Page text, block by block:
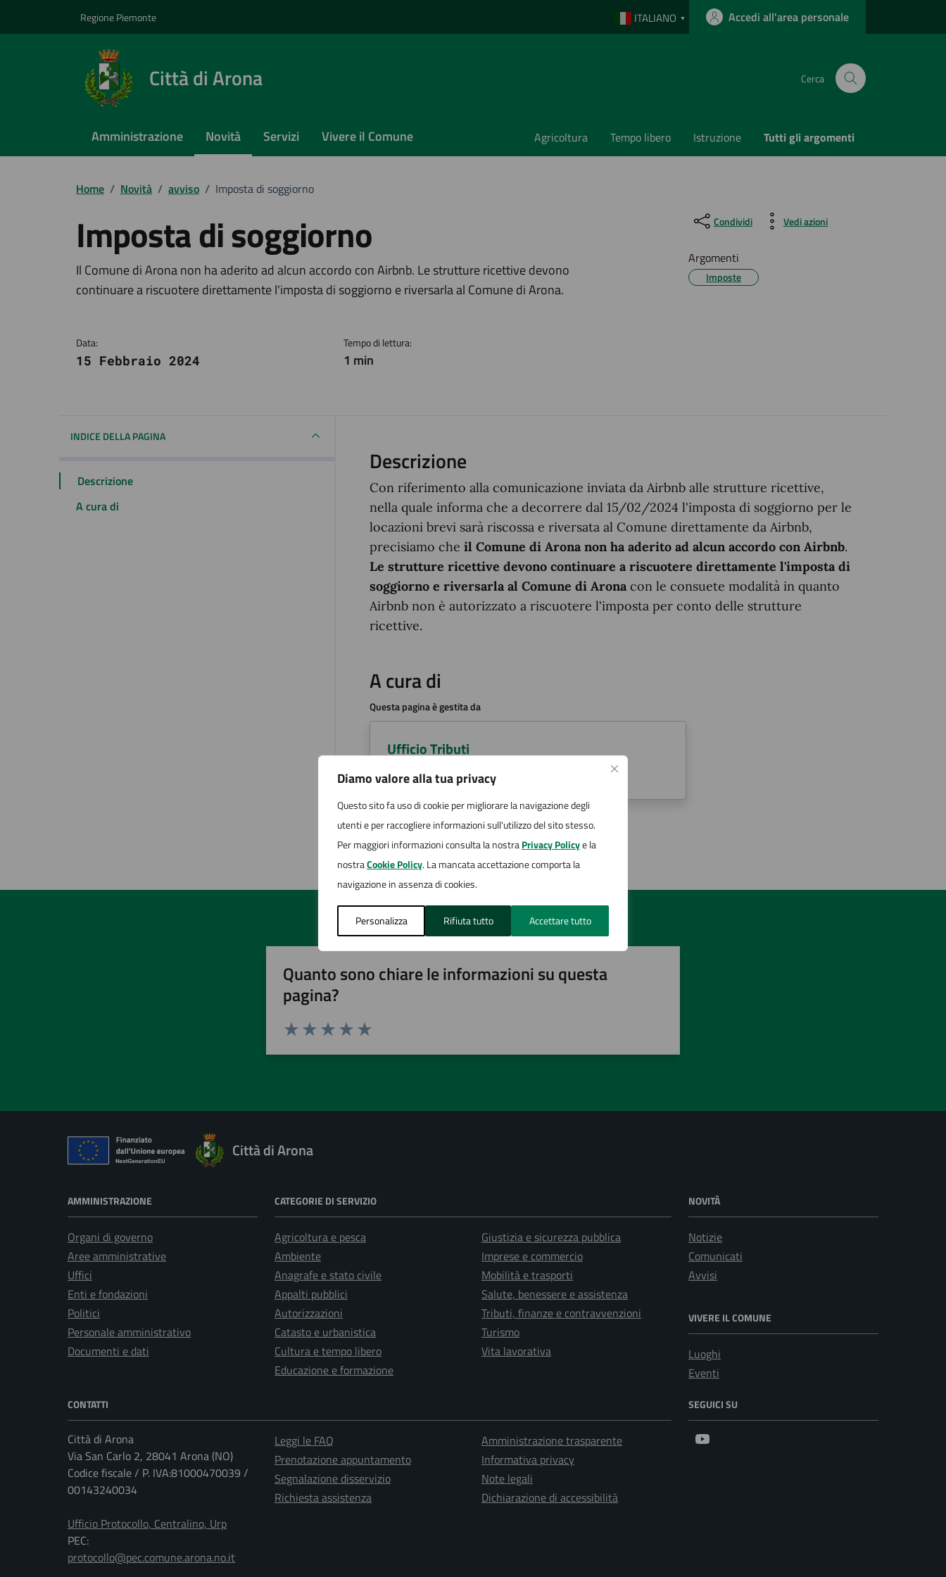
Diamo valore alla tua privacy
Questo sito fa uso di cookie per migliorare la navigazione degli
utenti e per raccogliere informazioni sull'utilizzo del sito stesso.
Per maggiori informazioni consulta la nostraPrivacy Policye la
nostraCookie Policy. La mancata accettazione comporta la
navigazione in assenza di cookies.
Personalizza Rifiuta tutto Accettare tutto
Regione Piemonte ITALIANO ▼ Accedi all'area personale
Città di Arona Cerca
Amministrazione Novità Servizi Vivere il Comune Agricoltura Tempo libero Istruzione Tutti gli argomenti
Home / Novità / avviso / Imposta di soggiorno
Imposta di soggiorno
Dettagli della notizia
Il Comune di Arona non ha aderito ad alcun accordo con Airbnb. Le strutture ricettive devono
continuare a riscuotere direttamente l'imposta di soggiorno e riversarla al Comune di Arona.
Data:
15 Febbraio 2024
Tempo di lettura:
1 min
Condividi Vedi azioni
Argomenti
Imposte
INDICE DELLA PAGINA
Descrizione
A cura di
Descrizione
Con riferimento alla comunicazione inviata da Airbnb alle strutture ricettive,
nella quale informa che a decorrere dal 15/02/2024 l'imposta di soggiorno per le
locazioni brevi sarà riscossa e riversata al Comune direttamente da Airbnb,
precisiamo che il Comune di Arona non ha aderito ad alcun accordo con Airbnb.
Le strutture ricettive devono continuare a riscuotere direttamente l'imposta di
soggiorno e riversarla al Comune di Arona con le consuete modalità in quanto
Airbnb non è autorizzato a riscuotere l'imposta per conto delle strutture
ricettive.
A cura di
Questa pagina è gestita da
Ufficio Tributi
Via San Carlo 2, Arona (NO)
Ultimo aggiornamento:21/02/2024, 12:07
Quanto sono chiare le informazioni su questa
pagina?
Città di Arona
AMMINISTRAZIONE
Organi di governo
Aree amministrative
Uffici
Enti e fondazioni
Politici
Personale amministrativo
Documenti e dati
CATEGORIE DI SERVIZIO
Agricoltura e pesca
Ambiente
Anagrafe e stato civile
Appalti pubblici
Autorizzazioni
Catasto e urbanistica
Cultura e tempo libero
Educazione e formazione
Giustizia e sicurezza pubblica
Imprese e commercio
Mobilità e trasporti
Salute, benessere e assistenza
Tributi, finanze e contravvenzioni
Turismo
Vita lavorativa
NOVITÀ
Notizie
Comunicati
Avvisi
VIVERE IL COMUNE
Luoghi
Eventi
CONTATTI
Città di Arona
Via San Carlo 2, 28041 Arona (NO)
Codice fiscale / P. IVA:81000470039 /
00143240034
Ufficio Protocollo, Centralino, Urp
PEC:
protocollo@pec.comune.arona.no.it
Leggi le FAQ
Prenotazione appuntamento
Segnalazione disservizio
Richiesta assistenza
Amministrazione trasparente
Informativa privacy
Note legali
Dichiarazione di accessibilità
SEGUICI SU